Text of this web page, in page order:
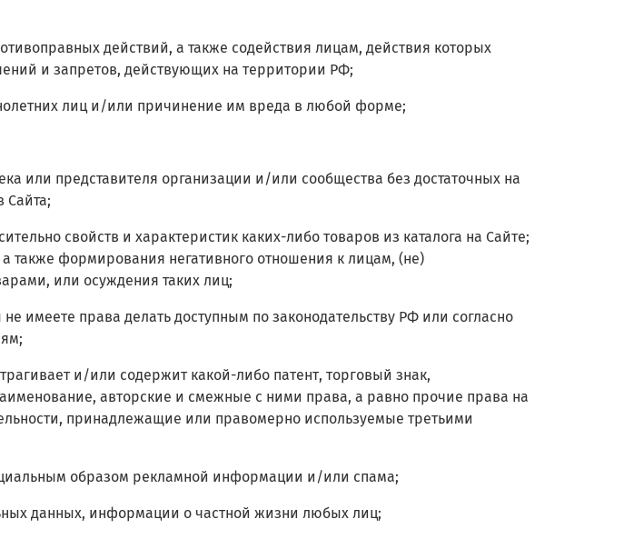
действий, а также содействия лицам, действия которых
и запретов, действующих на территории РФ;
лиц и/или причинение им вреда в любой форме;
или представителя организации и/или сообщества без достаточных на
Сайта;
свойств и характеристик каких-либо товаров из каталога на Сайте;
также формирования негативного отношения к лицам, (не)
или осуждения таких лиц;
не имеете права делать доступным по законодательству РФ или согласно
и/или содержит какой-либо патент, торговый знак,
авторские и смежные с ними права, а равно прочие права на
принадлежащие или правомерно используемые третьими
образом рекламной информации и/или спама;
данных, информации о частной жизни любых лиц;